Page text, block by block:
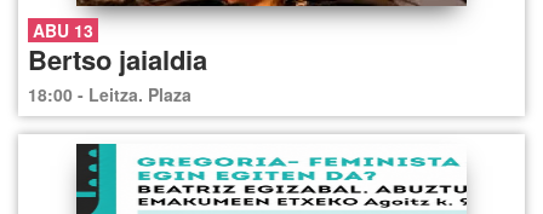
ABU 13
Bertso jaialdia
18:00 - Leitza. Plaza